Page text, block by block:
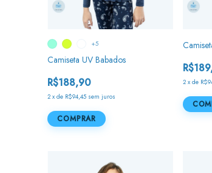
Camiseta UV Babados
R$188,90
2 xde R$94,45 sem juros
+5
COMPRAR
2 x de